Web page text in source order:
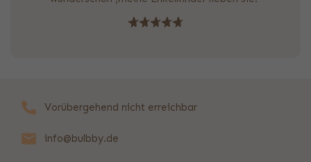
Vorübergehend nicht erreichbar
info@bulbby.de